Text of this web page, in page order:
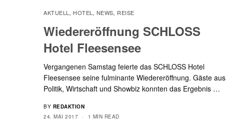
AKTUELL , HOTEL , NEWS, REISE
Wiedereröffnung SCHLOSS
Hotel Fleesensee
Vergangenen Samstag feierte das SCHLOSS Hotel
Fleesensee seine fulminante Wiedereröffnung. Gäste aus
Politik, Wirtschaft und Showbiz konnten das Ergebnis …
BY REDAKTION
24. MAI 2017
1 MIN READ